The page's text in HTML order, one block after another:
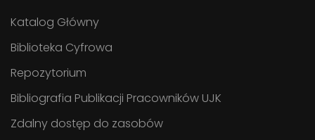
Katalog Główny
Biblioteka Cyfrowa
Repozytorium
Bibliografia Publikacji Pracowników UJK
Zdalny dostęp do zasobów